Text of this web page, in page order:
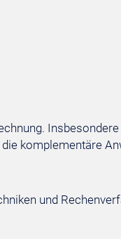
komplementäre
und